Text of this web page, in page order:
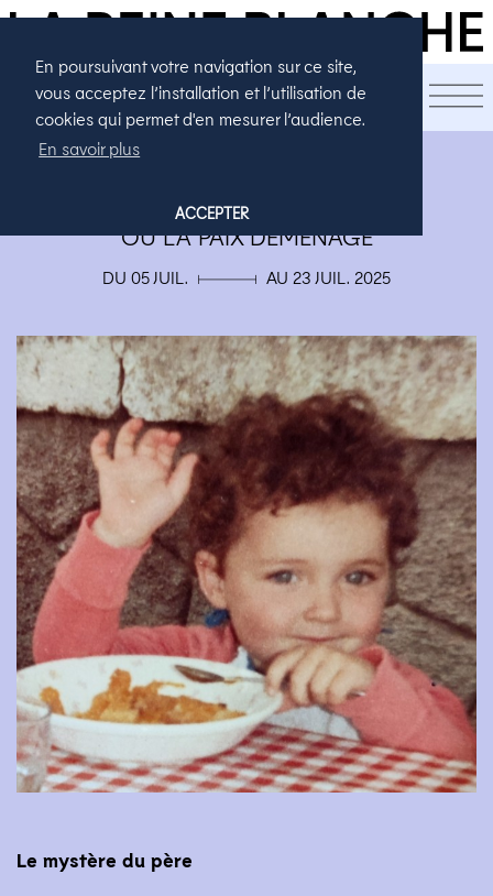
LA SAISON
En poursuivant votre navigation sur ce site,
vous acceptez l’installation et l’utilisation de
cookies qui permet d'en mesurer l’audience.
En savoir plus
ACCEPTER
LES PAILLETTES DE LEUR VIE
OU LA PAIX DÉMÉNAGE
DU 05 JUIL. ▄ AU 23 JUIL. 2025
Le mystère du père